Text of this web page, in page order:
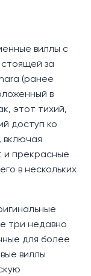
виллы с
за
(ранее
в
этот тихий,
доступ ко
включая
и прекрасные
в нескольких
три недавно
для более
виллы